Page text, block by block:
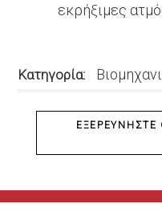
εκρήξιμες
Κατηγορία
ΕΞΕΡΕΥΝΉΣΤΕ